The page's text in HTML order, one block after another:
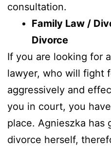
consultation.
Family Law /
Divorce
If you are looking for
lawyer, who will fight
aggressively and
you in court, you
place. Agnieszka has
divorce herself,